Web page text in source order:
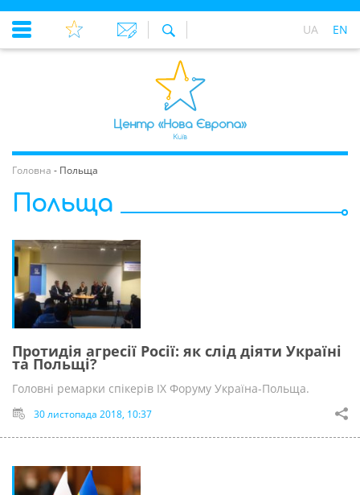
UA EN
Головна - Польща
Польща
Протидія агресії Росії: як слід діяти Україні
та Польщі?
Головні ремарки спікерів ІХ Форуму Україна-Польща.
30 листопада 2018, 10:37